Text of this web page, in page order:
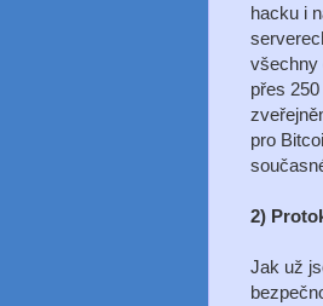
hacku i
všechny
přes
pro
2)
Jak už